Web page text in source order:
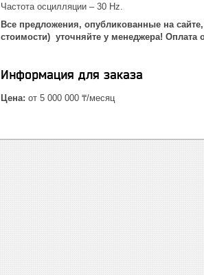
Частота осцилляции – 30 Hz.
Все предложения, опубликованные на
стоимости) уточняйте у менеджера! Оплата
Информация для заказа
Цена: от 5 000 000 ₸/месяц